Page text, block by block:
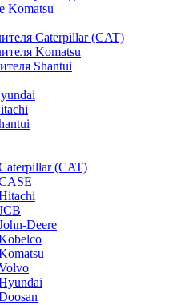
Komatsu
Caterpillar (CAT)
Komatsu
Shantui
(CAT)
Deere